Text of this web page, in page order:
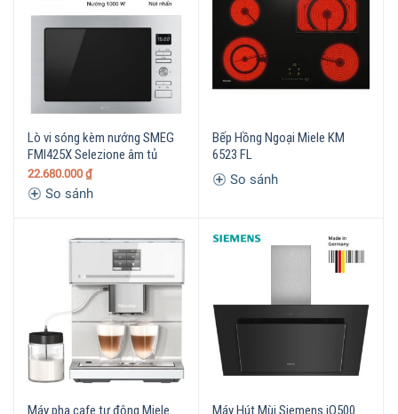
Lò vi sóng kèm nướng SMEG
FMI425X Selezione âm tủ
22.680.000 ₫
So sánh
Bếp Hồng Ngoại Miele KM
6523 FL
So sánh
Máy pha cafe tự động Miele Máy Hút Mùi Siemens iQ500